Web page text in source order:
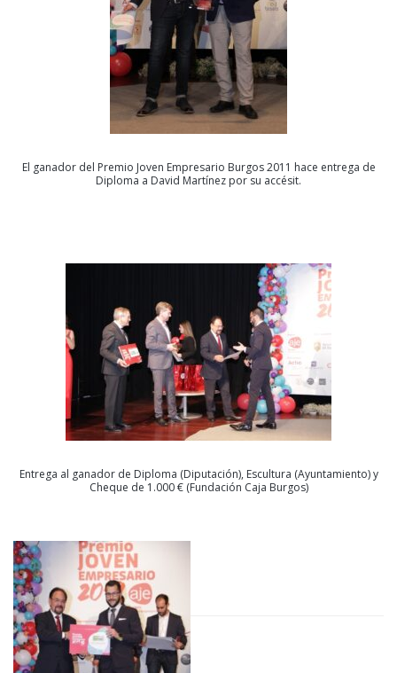
El ganador del Premio Joven Empresario Burgos 2011 hace entrega de
Diploma a David Martínez por su accésit.
Entrega al ganador de Diploma (Diputación), Escultura (Ayuntamiento) y
Cheque de 1.000 € (Fundación Caja Burgos)